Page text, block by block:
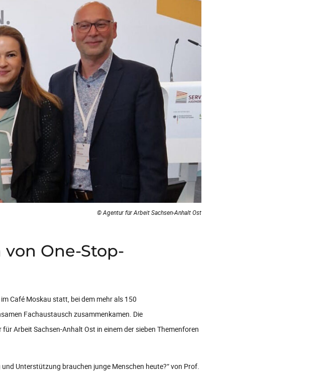
© Agentur für Arbeit Sachsen-Anhalt Ost
One-Stop-
Café Moskau statt, bei dem mehr als 150
Fachaustausch zusammenkamen. Die
Arbeit Sachsen-Anhalt Ost in einem der sieben Themenforen
Unterstützung brauchen junge Menschen heute?“ von Prof.